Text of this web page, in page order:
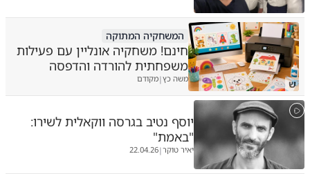
ש
המשחקיה המתוקה
חינם! משחקיה אונליין עם פעילות
משפחתית להורדה והדפסה
משה כץ|מקודם
יוסף נטיב בגרסה ווקאלית לשירו:
"באמת"
יאיר טוקר|
22.04.26